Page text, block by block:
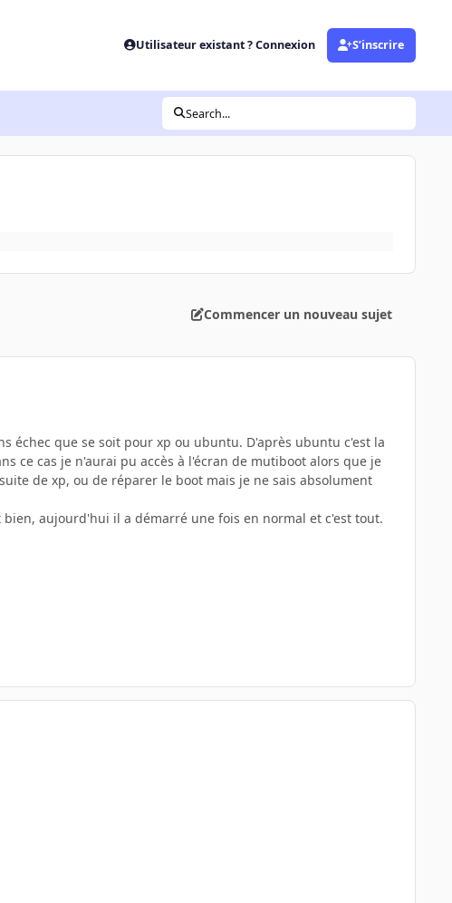
Utilisateur existant ? Connexion S’inscrire
Search...
Commencer un nouveau sujet
échec que se soit pour xp ou ubuntu. D'après ubuntu c'est la
ce cas je n'aurai pu accès à l'écran de mutiboot alors que je
de xp, ou de réparer le boot mais je ne sais absolument
aujourd'hui il a démarré une fois en normal et c'est tout.